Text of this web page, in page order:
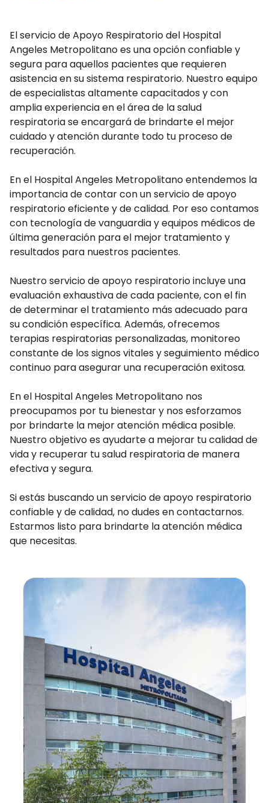
El servicio de Apoyo Respiratorio del Hospital
Angeles Metropolitano es una opción confiable y
segura para aquellos pacientes que requieren
asistencia en su sistema respiratorio. Nuestro equipo
de especialistas altamente capacitados y con
amplia experiencia en el área de la salud
respiratoria se encargará de brindarte el mejor
cuidado y atención durante todo tu proceso de
recuperación.
En el Hospital Angeles Metropolitano entendemos la
importancia de contar con un servicio de apoyo
respiratorio eficiente y de calidad. Por eso contamos
con tecnología de vanguardia y equipos médicos de
última generación para el mejor tratamiento y
resultados para nuestros pacientes.
Nuestro servicio de apoyo respiratorio incluye una
evaluación exhaustiva de cada paciente, con el fin
de determinar el tratamiento más adecuado para
su condición específica. Además, ofrecemos
terapias respiratorias personalizadas, monitoreo
constante de los signos vitales y seguimiento médico
continuo para asegurar una recuperación exitosa.
En el Hospital Angeles Metropolitano nos
preocupamos por tu bienestar y nos esforzamos
por brindarte la mejor atención médica posible.
Nuestro objetivo es ayudarte a mejorar tu calidad de
vida y recuperar tu salud respiratoria de manera
efectiva y segura.
Si estás buscando un servicio de apoyo respiratorio
confiable y de calidad, no dudes en contactarnos.
Estarmos listo para brindarte la atención médica
que necesitas.